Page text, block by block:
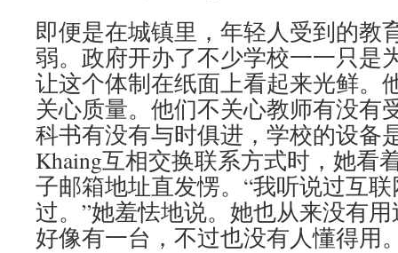
即便是在城镇里，年轻人受到的教
弱。政府开办了不少学校一一只是
让这个体制在纸面上看起来光鲜。
关心质量。他们不关心教师有没有
科书有没有与时俱进，学校的设备
Khaing互相交换联系方式时，她看
子邮箱地址直发愣。“我听说过互
过。”她羞怯地说。她也从来没有
好像有一台，不过也没有人懂得用